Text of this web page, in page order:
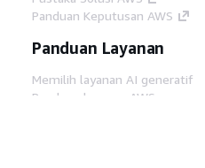
Panduan Keputusan AWS
Panduan Layanan
Memilih layanan AI generatif
Panduan layanan AWS